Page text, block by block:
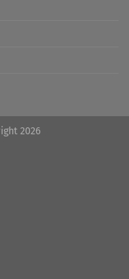
2026